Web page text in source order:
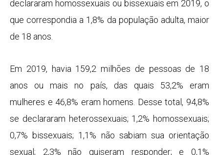
declararam homossexuais ou bissexuais em 2019, o
que correspondia a 1,8% da população adulta, maior
de 18 anos.
Em 2019, havia 159,2 milhões de pessoas de 18
anos ou mais no país, das quais 53,2% eram
mulheres e 46,8% eram homens. Desse total, 94,8%
se declararam heterossexuais; 1,2% homossexuais;
0,7% bissexuais; 1,1% não sabiam sua orientação
sexual; 2,3% não quiseram responder; e 0,1%